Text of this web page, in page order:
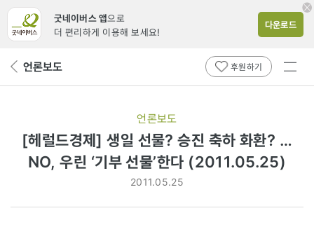
굿네이버스 앱으로
더 편리하게 이용해 보세요!
다운로드
뒤 언론보도 후원하기
전체
언론보도
[헤럴드경제] 생일 선물? 승진 축하 화환? …
NO, 우린 ‘기부 선물’한다 (2011.05.25)
2011.05.25